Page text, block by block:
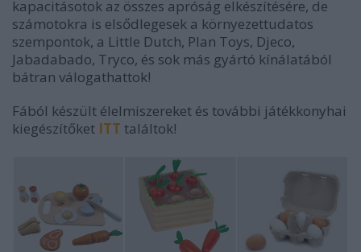
kapacitásotok az összes apróság elkészítésére, de
számotokra is elsődlegesek a környezettudatos
szempontok, a Little Dutch, Plan Toys, Djeco,
Jabadabado, Tryco, és sok más gyártó kínálatából
bátran válogathattok!
Fából készült élelmiszereket és további játékkonyhai
kiegészítőket ITT találtok!